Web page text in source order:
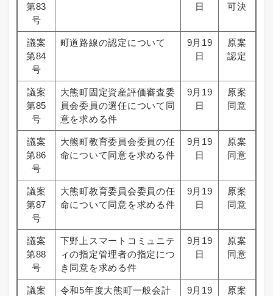
第83
号
日
可決
議案
第84
号
町道路線の認定について
9月19
日
原案
認定
議案
第85
号
大熊町固定資産評価審査委
員会委員の選任について同
意を求める件
9月19
日
原案
同意
議案
第86
号
大熊町教育委員会委員の任
命について同意を求める件
9月19
日
原案
同意
議案
第87
号
大熊町教育委員会委員の任
命について同意を求める件
9月19
日
原案
同意
議案
第88
号
下野上スマートコミュニテ
ィの指定管理者の指定につ
き同意を求める件
9月19
日
原案
同意
議案
令和5年度大熊町一般会計
9月19
原案